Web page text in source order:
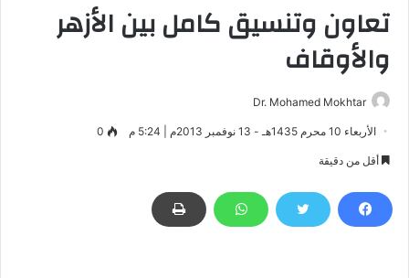
تعاون وتنسيق كامل بين الأزهر
والأوقاف
Dr. Mohamed Mokhtar
الأربعاء 10 محرم 1435هـ - 13 نوفمبر 2013م | 5:24 م 0
أقل من دقيقة